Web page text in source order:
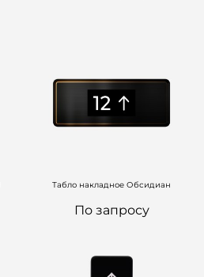
Табло накладное Обсидиан
По запросу